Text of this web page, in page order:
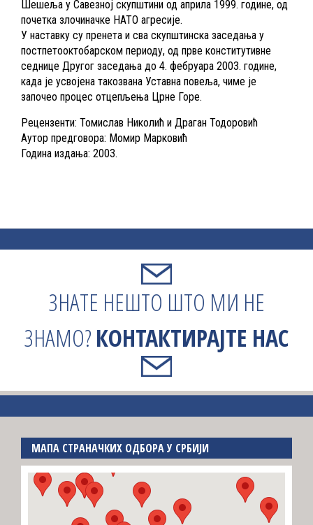
Шешеља у Савезној скупштини од априла 1999. године, од
почетка злочиначке НАТО агресије.
У наставку су пренета и сва скупштинска заседања у
постпетооктобарском периоду, од прве конститутивне
седнице Другог заседања до 4. фебруара 2003. године,
када је усвојена такозвана Уставна повеља, чиме је
започео процес отцепљења Црне Горе.
Рецензенти: Томислав Николић и Драган Тодоровић
Аутор предговора: Момир Марковић
Година издања: 2003.
ЗНАТЕ НЕШТО ШТО МИ НЕ
ЗНАМО?КОНТАКТИРАЈТЕ НАС
МАПА СТРАНАЧКИХ ОДБОРА У СРБИЈИ